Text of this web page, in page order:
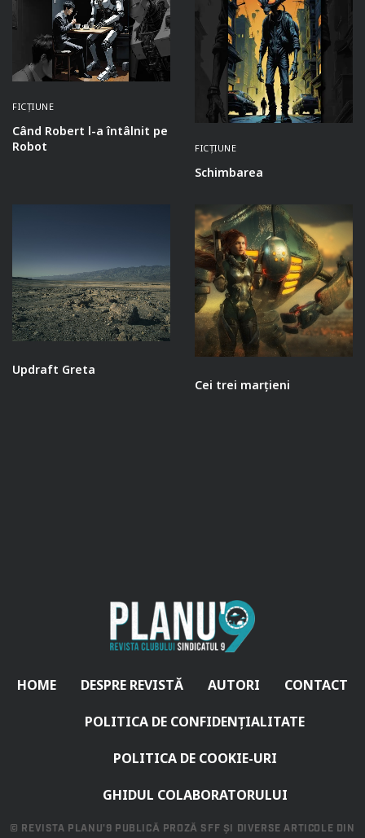
FICȚIUNE
Când Robert l-a întâlnit pe
Robot
FICȚIUNE
Schimbarea
Updraft Greta
Cei trei marțieni
HOME DESPRE REVISTĂ AUTORI CONTACT
POLITICA DE CONFIDENȚIALITATE
POLITICA DE COOKIE-URI
GHIDUL COLABORATORULUI
© REVISTA PLANU'9 PUBLICĂ PROZĂ SFF ȘI DIVERSE ARTICOLE DIN